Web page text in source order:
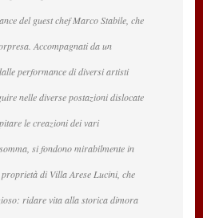
del guest chef Marco Stabile, che
Accompagnati da un
performance di diversi artisti
nelle diverse postazioni dislocate
le creazioni dei vari
si fondono mirabilmente in
di Villa Arese Lucini, che
ridare vita alla storica dimora